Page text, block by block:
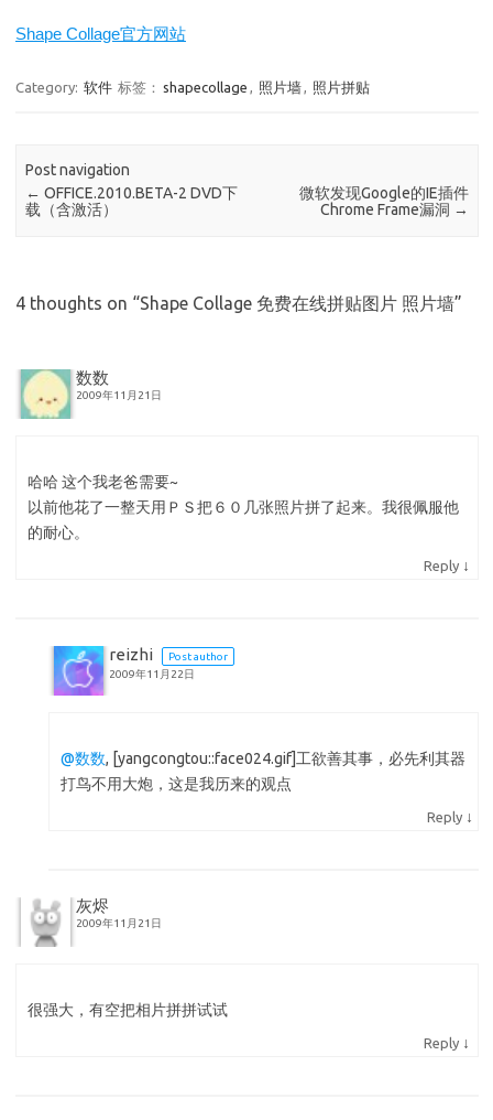
Shape Collage官方网站
Category: 软件 标签： shapecollage , 照片墙, 照片拼贴
Post navigation
← OFFICE.2010.BETA-2 DVD下
载（含激活）
微软发现Google的IE插件
Chrome Frame漏洞 →
4 thoughts on “Shape Collage 免费在线拼贴图片 照片墙”
数数
2009年11月21日
哈哈 这个我老爸需要~
以前他花了一整天用ＰＳ把６０几张照片拼了起来。我很佩服他
的耐心。
Reply ↓
reizhi
Post author
2009年11月22日
@数数, [yangcongtou::face024.gif]工欲善其事，必先利其器
打鸟不用大炮，这是我历来的观点
Reply ↓
灰烬
2009年11月21日
很强大，有空把相片拼拼试试
Reply ↓